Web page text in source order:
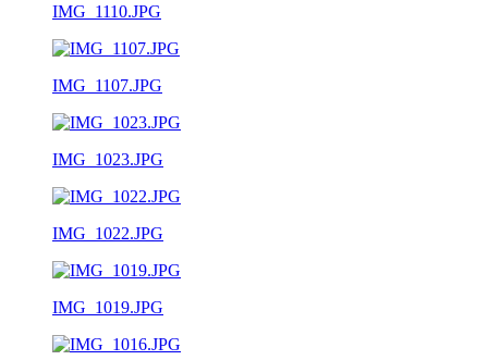
IMG_1110.JPG
IMG_1107.JPG
IMG_1023.JPG
IMG_1022.JPG
IMG_1019.JPG